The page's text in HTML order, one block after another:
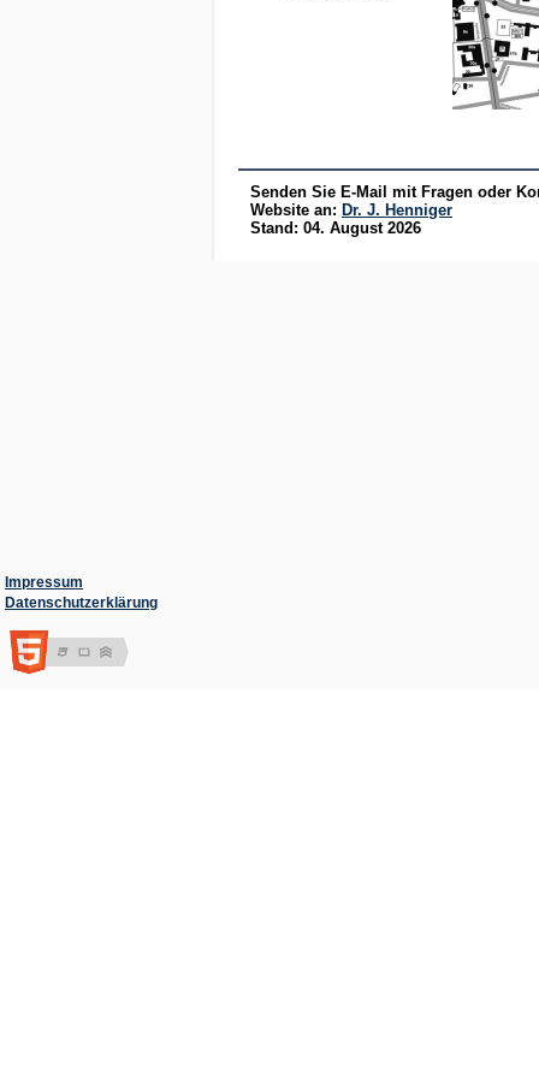
Senden Sie E-Mail mit Fragen oder
Website an: Dr. J. Henniger
Stand: 04. August 2026
Impressum
Datenschutzerklärung